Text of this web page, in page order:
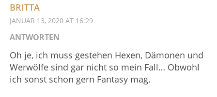
BRITTA
JANUAR 13, 2020 AT 16:29
ANTWORTEN
Oh je, ich muss gestehen Hexen, Dämonen und
Werwölfe sind gar nicht so mein Fall… Obwohl
ich sonst schon gern Fantasy mag.